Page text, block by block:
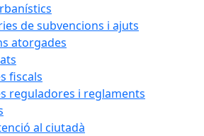
de subvencions i ajuts
atorgades
fiscals
reguladores i reglaments
al ciutadà